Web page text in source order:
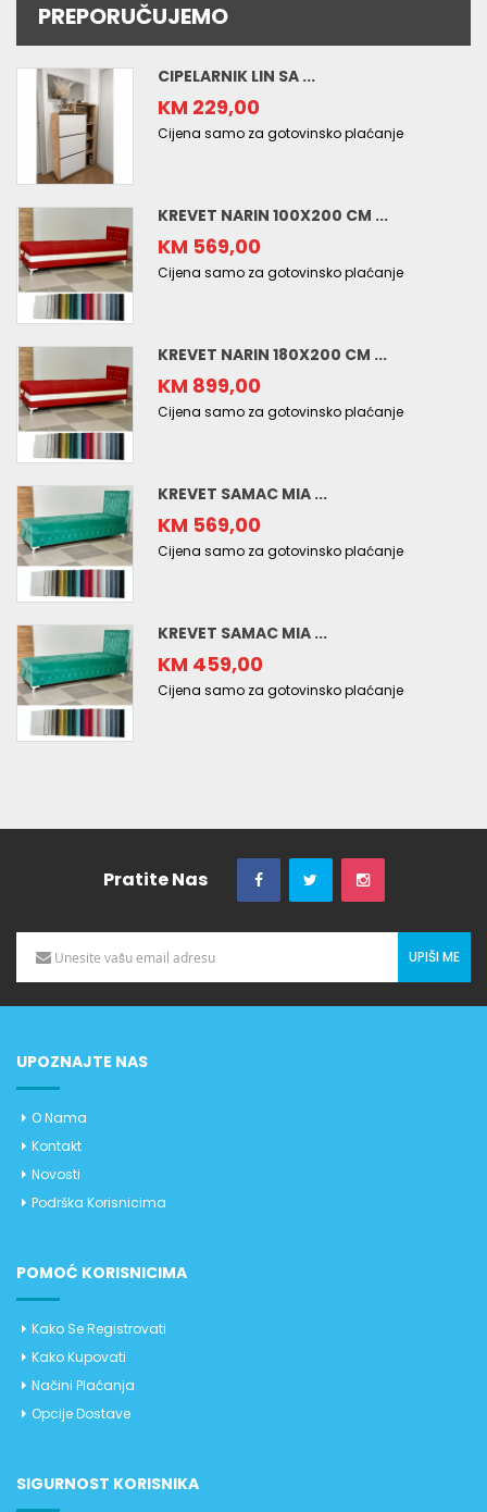
PREPORUČUJEMO
CIPELARNIK LIN SA ...
KM 229,00
Cijena samo za gotovinsko plaćanje
KREVET NARIN 100X200 CM ...
KM 569,00
Cijena samo za gotovinsko plaćanje
KREVET NARIN 180X200 CM ...
KM 899,00
Cijena samo za gotovinsko plaćanje
KREVET SAMAC MIA ...
KM 569,00
Cijena samo za gotovinsko plaćanje
KREVET SAMAC MIA ...
KM 459,00
Cijena samo za gotovinsko plaćanje
Pratite Nas
UPIŠI ME
UPOZNAJTE NAS
O Nama
Kontakt
Novosti
Podrška Korisnicima
POMOĆ KORISNICIMA
Kako Se Registrovati
Kako Kupovati
Načini Plaćanja
Opcije Dostave
SIGURNOST KORISNIKA